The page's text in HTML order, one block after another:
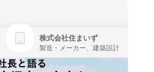
株式会社住まいず
製造・メーカー、建築設計